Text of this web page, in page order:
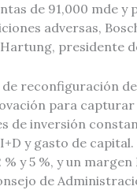
de 91,000 mde
adversas,
presidente
reconfiguración
para
de inversión
y gasto de
y 5 %, y un
de